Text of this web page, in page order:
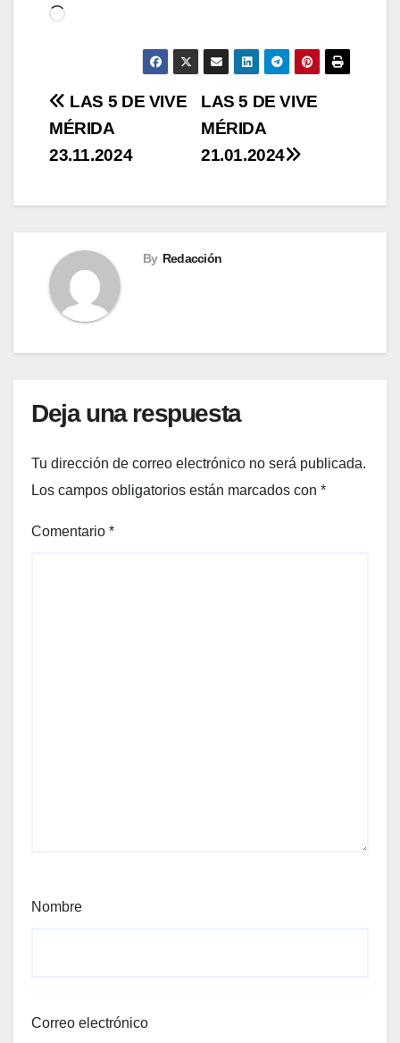
Cargando...
Navegación
de
LAS 5 DE VIVE
MÉRIDA
21.01.2024
LAS 5 DE VIVE
MÉRIDA
23.11.2024
By Redacción
Deja una respuesta
Tu dirección de correo electrónico no será publicada.
Los campos obligatorios están marcados con *
Comentario *
Nombre
Correo electrónico